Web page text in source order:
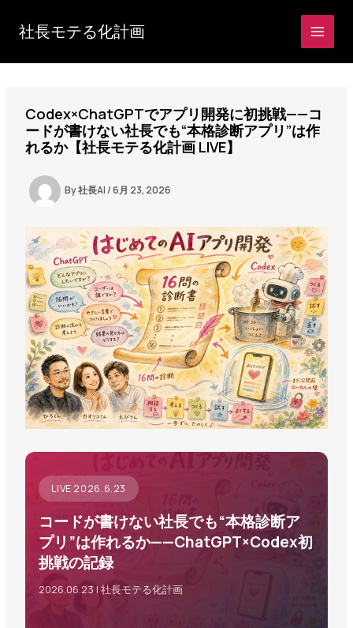
ス
社長モテる化計画
Codex×ChatGPTでアプリ開発に初挑戦——コ
ードが書けない社長でも“本格診断アプリ”は作
れるか【社長モテる化計画 LIVE】
By社長AI/6月 23, 2026
LIVE 2026.6.23
コードが書けない社長でも“本格診断ア
プリ”は作れるか——ChatGPT×Codex初
挑戦の記録
2026.06.23 | 社長モテる化計画